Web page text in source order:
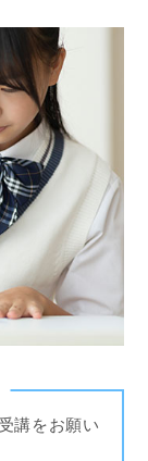
講をお願い